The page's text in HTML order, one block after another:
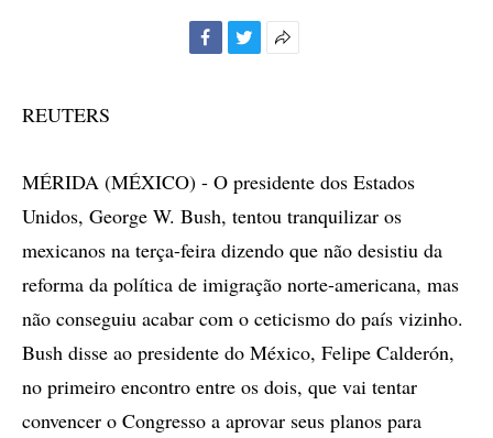
REUTERS
MÉRIDA (MÉXICO) - O presidente dos Estados
Unidos, George W. Bush, tentou tranquilizar os
mexicanos na terça-feira dizendo que não desistiu da
reforma da política de imigração norte-americana, mas
não conseguiu acabar com o ceticismo do país vizinho.
Bush disse ao presidente do México, Felipe Calderón,
no primeiro encontro entre os dois, que vai tentar
convencer o Congresso a aprovar seus planos para